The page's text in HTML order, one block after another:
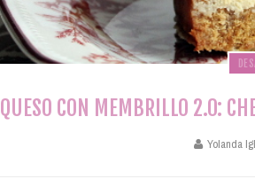
QUESO CON MEMBRILLO 2.0:
Yolanda